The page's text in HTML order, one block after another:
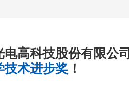
高科技股份有限公司
技术进步奖 ！